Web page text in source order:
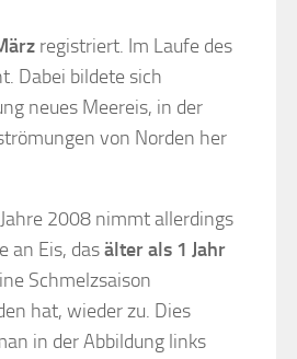
registriert. Im Laufe des
Dabei bildete sich
neues Meereis, in der
von Norden her
2008 nimmt allerdings
an Eis, dasälter als 1 Jahr
Schmelzsaison
hat, wieder zu. Dies
in der Abbildung links